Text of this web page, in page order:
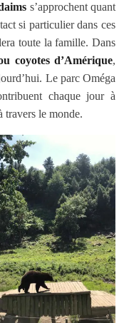
s’approchent quant
si particulier dans ces
toute la famille. Dans
coyotes d’Amérique,
Le parc Oméga
chaque jour à
travers le monde.